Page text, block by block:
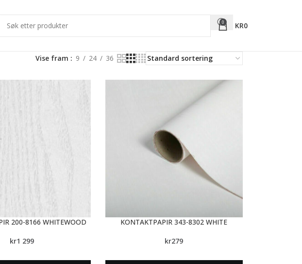
0 KR0
Vise fram 9 24 36
200-8166 WHITEWOOD
kr1 299
KONTAKTPAPIR 343-8302 WHITE
kr279